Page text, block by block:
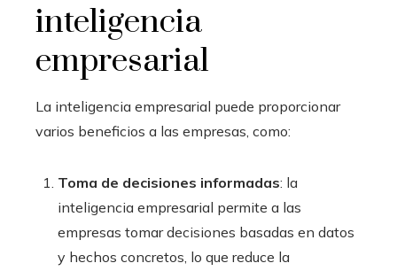
inteligencia
empresarial
La inteligencia empresarial puede proporcionar
varios beneficios a las empresas, como:
Toma de decisiones informadas: la
inteligencia empresarial permite a las
empresas tomar decisiones basadas en datos
y hechos concretos, lo que reduce la